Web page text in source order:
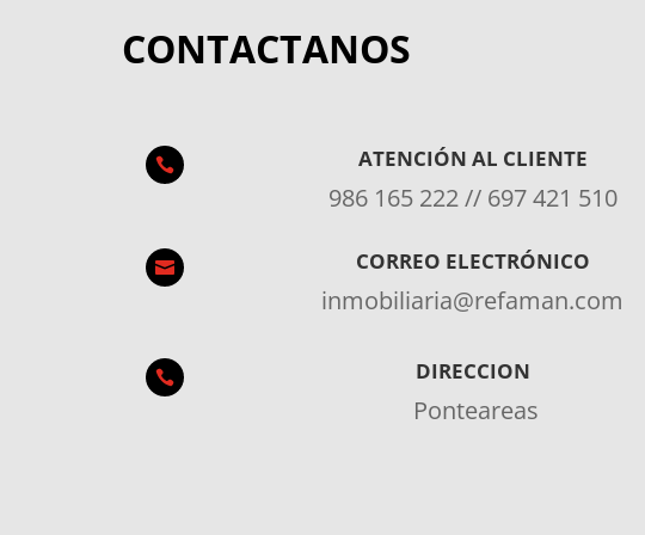
CONTACTANOS
 ATENCIÓN AL CLIENTE
986 165 222 // 697 421 510
 CORREO ELECTRÓNICO
inmobiliaria@refaman.com
 DIRECCION
Ponteareas